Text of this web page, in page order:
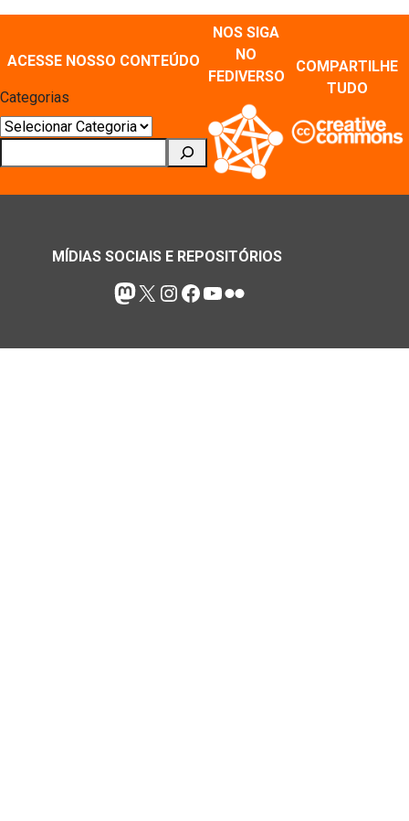
ACESSE NOSSO CONTEÚDO
Categorias
NOS SIGA
NO
FEDIVERSO
COMPARTILHE
TUDO
MÍDIAS SOCIAIS E REPOSITÓRIOS
Mastodon
X Instagram
Facebook
Youtube
Flickr